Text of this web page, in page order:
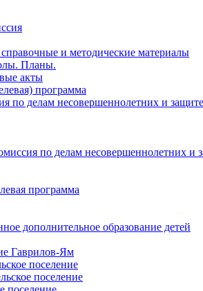
и методические материалы
Планы.
акты
программа
по делам несовершеннолетних и
по делам несовершеннолетних
программа
дополнительное образование детей
Гаврилов-Ям
поселение
поселение